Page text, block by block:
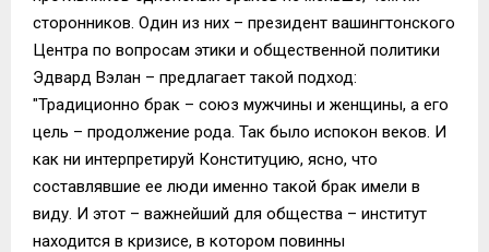
сторонников. Один из них – президент вашингтонского
Центра по вопросам этики и общественной политики
Эдвард Вэлан – предлагает такой подход:
"Традиционно брак – союз мужчины и женщины, а его
цель – продолжение рода. Так было испокон веков. И
как ни интерпретируй Конституцию, ясно, что
составлявшие ее люди именно такой брак имели в
виду. И этот – важнейший для общества – институт
находится в кризисе, в котором повинны